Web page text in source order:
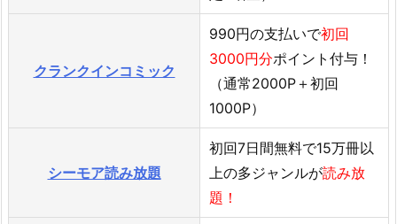
クランクインコミック
990円の支払いで初回
3000円分ポイント付与！
（通常2000P＋初回
1000P）
シーモア読み放題
初回7日間無料で15万冊以
上の多ジャンルが読み放
題！